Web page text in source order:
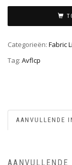
Categorieën: Fabric
Tag: Avflcp
AANVULLENDE
AANVULLENDE